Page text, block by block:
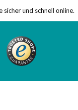
und schnell online.